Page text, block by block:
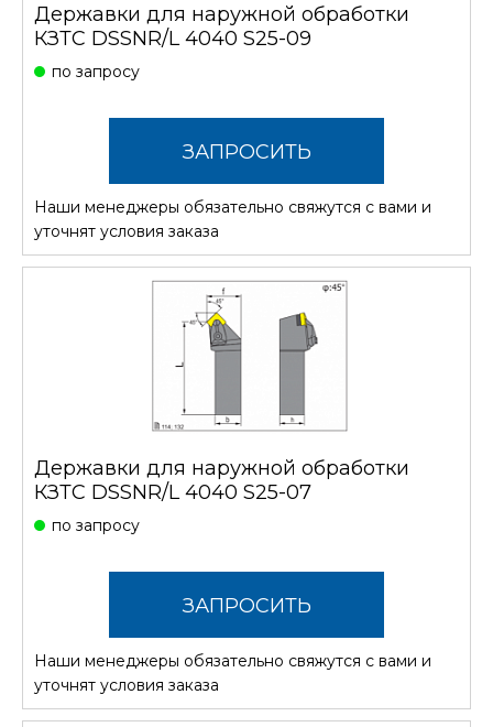
Державки для наружной обработки
КЗТС DSSNR/L 4040 S25-09
по запросу
ЗАПРОСИТЬ
СТОИМОСТЬ
Наши менеджеры обязательно свяжутся с вами и
уточнят условия заказа
Державки для наружной обработки
КЗТС DSSNR/L 4040 S25-07
по запросу
ЗАПРОСИТЬ
СТОИМОСТЬ
Наши менеджеры обязательно свяжутся с вами и
уточнят условия заказа